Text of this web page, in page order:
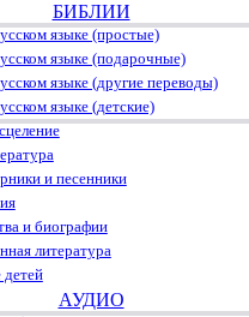
БИБЛИИ
языке (простые)
языке (подарочные)
языке (другие переводы)
языке (детские)
и песенники
и биографии
литература
АУДИО